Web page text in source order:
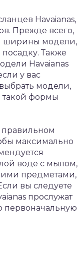
Havaianas,
Прежде всего,
ширины модели,
Также
Havaianas
у вас
модели,
такой формы
правильном
максимально
воде с мылом,
предметами,
вы следуете
прослужат
первоначальную